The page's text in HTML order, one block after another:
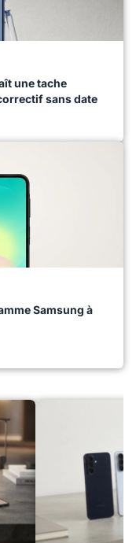
une tache
sans date
Samsung à